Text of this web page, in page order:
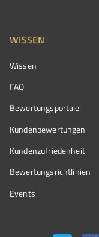
WISSEN
Wissen
FAQ
Bewertungsportale
Kundenbewertungen
Kundenzufriedenheit
Bewertungs­richtlinien
Events